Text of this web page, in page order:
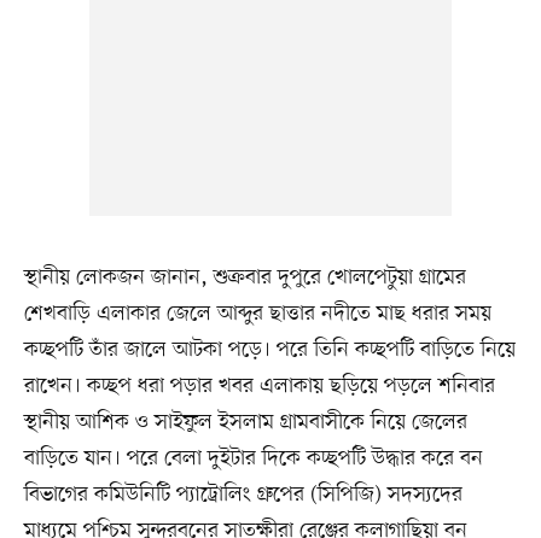
স্থানীয় লোকজন জানান, শুক্রবার দুপুরে খোলপেটুয়া গ্রামের
শেখবাড়ি এলাকার জেলে আব্দুর ছাত্তার নদীতে মাছ ধরার সময়
কচ্ছপটি তাঁর জালে আটকা পড়ে। পরে তিনি কচ্ছপটি বাড়িতে নিয়ে
রাখেন। কচ্ছপ ধরা পড়ার খবর এলাকায় ছড়িয়ে পড়লে শনিবার
স্থানীয় আশিক ও সাইফুল ইসলাম গ্রামবাসীকে নিয়ে জেলের
বাড়িতে যান। পরে বেলা দুইটার দিকে কচ্ছপটি উদ্ধার করে বন
বিভাগের কমিউনিটি প্যাট্রোলিং গ্রুপের (সিপিজি) সদস্যদের
মাধ্যমে পশ্চিম সুন্দরবনের সাতক্ষীরা রেঞ্জের কলাগাছিয়া বন